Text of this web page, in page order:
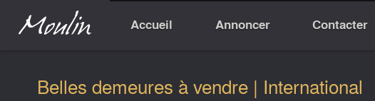
Accueil Annoncer Contacter
Belles demeures à vendre | International